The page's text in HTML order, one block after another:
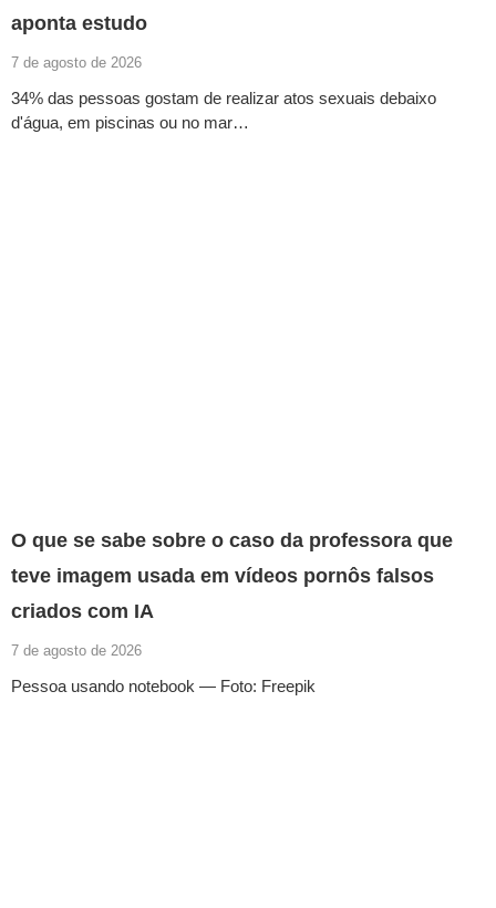
aponta estudo
7 de agosto de 2026
34% das pessoas gostam de realizar atos sexuais debaixo
d'água, em piscinas ou no mar…
O que se sabe sobre o caso da professora que
teve imagem usada em vídeos pornôs falsos
criados com IA
7 de agosto de 2026
Pessoa usando notebook — Foto: Freepik